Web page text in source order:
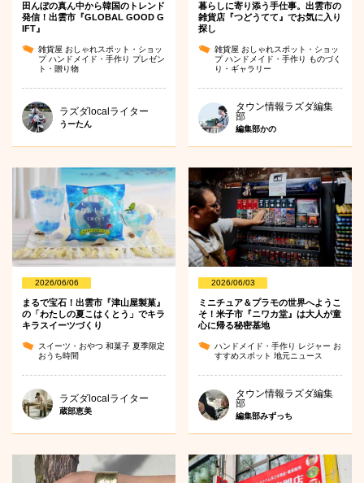
田んぼの真ん中から韓国のトレンド
発信！出雲市『GLOBAL GOOD G
IFT』
雑貨屋 おしゃれスポット・ショッ
プハンドメイド・手作り プレゼン
ト・贈り物
ラズダlocalライター
うーたん
暮らしに寄り添う手仕事。出雲市の
雑貨店『つどうてて』でお気に入り
探し
雑貨屋 おしゃれスポット・ショッ
プハンドメイド・手作り
ものづく
り・ギャラリー
タウン情報ラズダ編集
部
編集部かの
2026/06/06
まるで宝石！出雲市『津山屋製菓』
の「わたしの夏こはくとう」でキラ
キラスイーツづくり
スイーツ・おやつ 和菓子 夏季限定
おうち時間
ラズダlocalライター
蔵部恵美
2026/06/03
ミニチュア＆プラモの世界へようこ
そ！米子市『ニワカ堂』は大人が童
心に帰る秘密基地
ハンドメイド・手作り レジャー お
すすめスポット地元ニュース
タウン情報ラズダ編集
部
編集部みずっち